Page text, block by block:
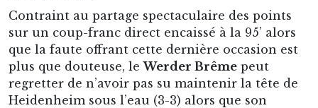
Contraint au partage spectaculaire des points
sur un coup-franc direct encaissé à la 95’ alors
que la faute offrant cette dernière occasion est
plus que douteuse, leWerder Brême peut
regretter de n’avoir pas su maintenir la tête de
Heidenheim sous l’eau (3-3) alors que son